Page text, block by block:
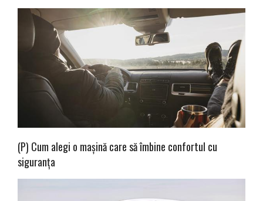
(P) Cum alegi o mașină care să îmbine confortul cu
siguranța